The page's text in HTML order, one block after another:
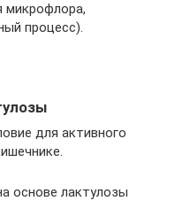
микрофлора,
процесс).
для активного
основе лактулозы